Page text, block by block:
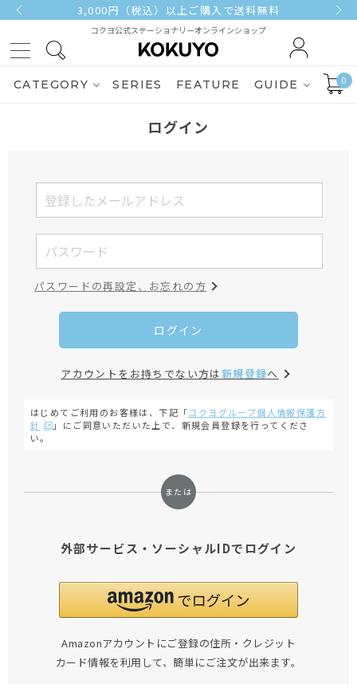
3,000円（税込）以上ご購入で送料無料
コクヨ公式ステーショナリーオンラインショップ
CATEGORY SERIES FEATURE GUIDE 0
ログイン
パスワードの再設定、お忘れの方
ログイン
アカウントをお持ちでない方は新規登録へ
はじめてご利用のお客様は、下記「コクヨグループ個人情報保護方
針
」にご同意いただいた上で、新規会員登録を行ってくださ
い。
外部サービス・ソーシャルIDでログイン
Amazonアカウントにご登録の住所・クレジット
カード情報を利用して、簡単にご注文が出来ます。